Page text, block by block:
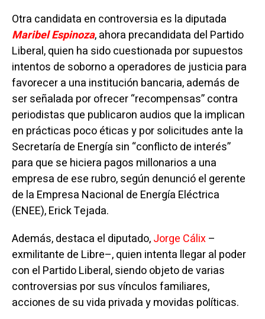
Otra candidata en controversia es la diputada
Maribel Espinoza, ahora precandidata del Partido
Liberal, quien ha sido cuestionada por supuestos
intentos de soborno a operadores de justicia para
favorecer a una institución bancaria, además de
ser señalada por ofrecer “recompensas” contra
periodistas que publicaron audios que la implican
en prácticas poco éticas y por solicitudes ante la
Secretaría de Energía sin “conflicto de interés”
para que se hiciera pagos millonarios a una
empresa de ese rubro, según denunció el gerente
de la Empresa Nacional de Energía Eléctrica
(ENEE), Erick Tejada.
Además, destaca el diputado,Jorge Cálix–
exmilitante de Libre–, quien intenta llegar al poder
con el Partido Liberal, siendo objeto de varias
controversias por sus vínculos familiares,
acciones de su vida privada y movidas políticas.